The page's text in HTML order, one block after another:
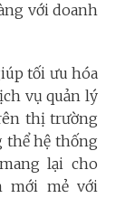
với doanh
tối ưu hóa
vụ quản lý
thị trường
thể hệ thống
lại cho
mới mẻ với